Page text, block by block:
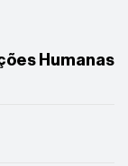
Humanas